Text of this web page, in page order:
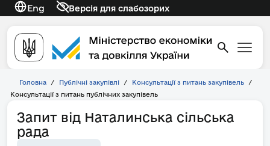
Eng Версія для слабозорих
Головна / Публічні закупівлі / Консультації з питань закупівель
/
Консультації з питань публічних закупівель
Запит від Наталинська сільська
рада